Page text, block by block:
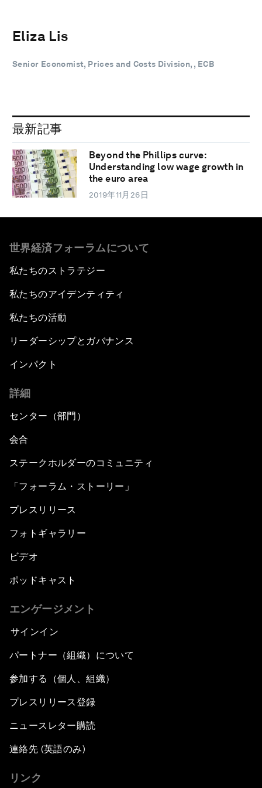
Eliza Lis
Senior Economist, Prices and Costs Division, , ECB
最新記事
Beyond the Phillips curve:
Understanding low wage growth in
the euro area
2019年11月26日
世界経済フォーラムについて
私たちのストラテジー
私たちのアイデンティティ
私たちの活動
リーダーシップとガバナンス
インパクト
詳細
センター（部門）
会合
ステークホルダーのコミュニティ
「フォーラム・ストーリー」
プレスリリース
フォトギャラリー
ビデオ
ポッドキャスト
エンゲージメント
サインイン
パートナー（組織）について
参加する（個人、組織）
プレスリリース登録
ニュースレター購読
連絡先 (英語のみ)
リンク